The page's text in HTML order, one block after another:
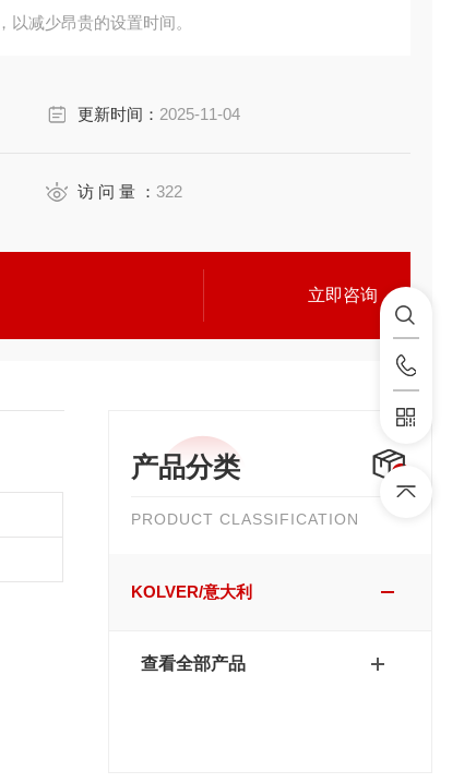
减少昂贵的设置时间。
更新时间： 2025-11-04
访 问 量 ：322
立即咨询
产品分类
PRODUCT CLASSIFICATION
KOLVER/意大利
查看全部产品